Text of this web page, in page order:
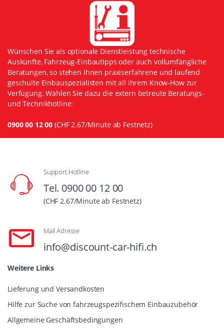
Wünschen Sie als optionale Dienstleistung technische
Auskünfte, Fahrzeug-Einbautipps oder auch vollumfängliche
Beratungen, so stehen Ihnen praxiserfahrene und laufend
geschulte Einbauspezialisten mit all ihrem Know-How zur
Verfügung. Wählen Sie dazu die extern betreute Beratungs-
und Technikhotline:
0900 00 12 00 (CHF 2.67/Minute ab Festnetz)
Support Hotline
Tel. 0900 00 12 00
(CHF 2.67/Minute ab Festnetz)
Mail Adresse
info@discount-car-hifi.ch
Weitere Links
Lieferung und Versandkosten
Hilfe zur Suche von fahrzeugspezifischem Einbauzubehör
Allgemeine Geschäftsbedingungen